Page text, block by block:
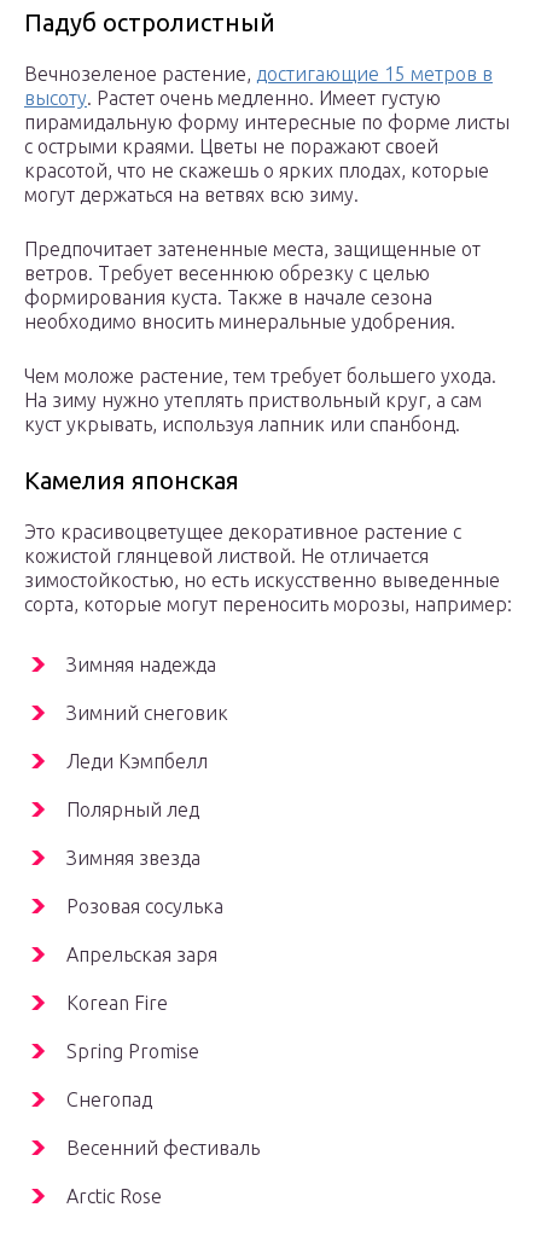
Падуб остролистный
Вечнозеленое растение, достигающие 15 метров в
высоту. Растет очень медленно. Имеет густую
пирамидальную форму интересные по форме листы
с острыми краями. Цветы не поражают своей
красотой, что не скажешь о ярких плодах, которые
могут держаться на ветвях всю зиму.
Предпочитает затененные места, защищенные от
ветров. Требует весеннюю обрезку с целью
формирования куста. Также в начале сезона
необходимо вносить минеральные удобрения.
Чем моложе растение, тем требует большего ухода.
На зиму нужно утеплять приствольный круг, а сам
куст укрывать, используя лапник или спанбонд.
Камелия японская
Это красивоцветущее декоративное растение с
кожистой глянцевой листвой. Не отличается
зимостойкостью, но есть искусственно выведенные
сорта, которые могут переносить морозы, например:
Зимняя надежда
Зимний снеговик
Леди Кэмпбелл
Полярный лед
Зимняя звезда
Розовая сосулька
Апрельская заря
Korean Fire
Spring Promise
Снегопад
Весенний фестиваль
Arctic Rose